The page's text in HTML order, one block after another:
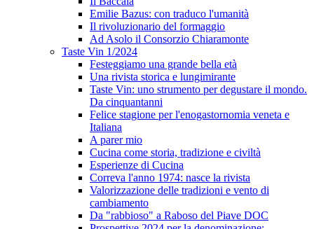
Emilie Bazus: con traduco l'umanità
Il rivoluzionario del formaggio
Ad Asolo il Consorzio Chiaramonte
Taste Vin 1/2024
Festeggiamo una grande bella età
Una rivista storica e lungimirante
Taste Vin: uno strumento per degustare il mondo.
Da cinquantanni
Felice stagione per l'enogastornomia veneta e
Italiana
A parer mio
Cucina come storia, tradizione e civiltà
Esperienze di Cucina
Correva l'anno 1974: nasce la rivista
Valorizzazione delle tradizioni e vento di
cambiamento
Da "rabbioso" a Raboso del Piave DOC